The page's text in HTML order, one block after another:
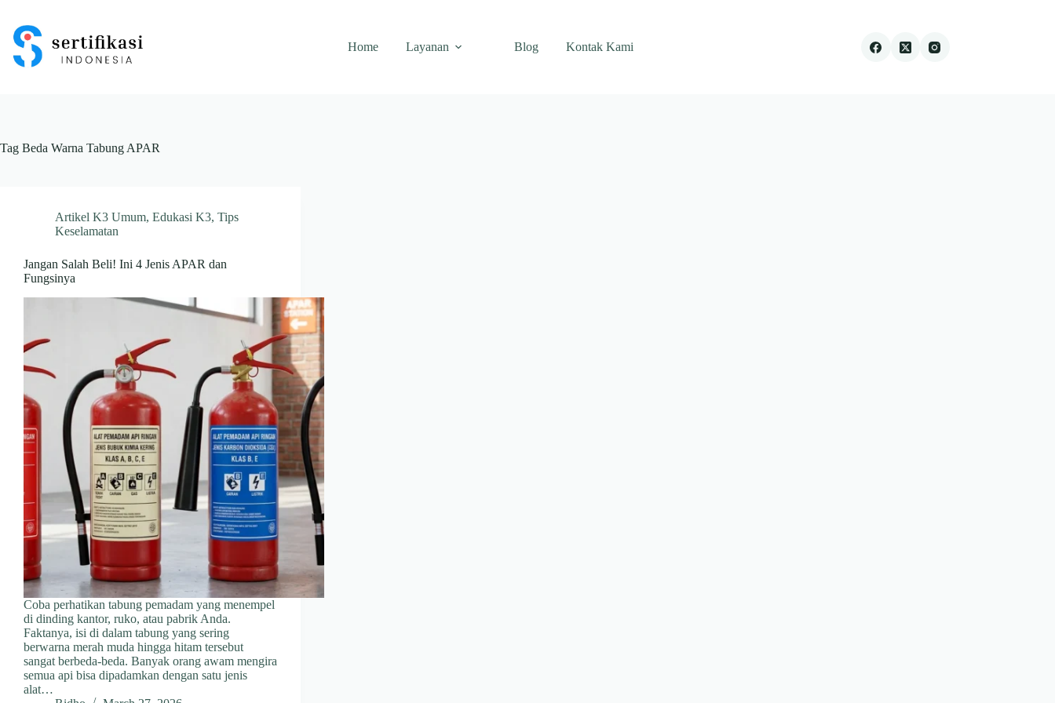
content
Home
Layanan Blog Kontak Kami
Tag Beda Warna Tabung APAR
Artikel K3 Umum, Edukasi K3, Tips
Keselamatan
Jangan Salah Beli! Ini 4 Jenis APAR dan
Fungsinya
Coba perhatikan tabung pemadam yang menempel
di dinding kantor, ruko, atau pabrik Anda.
Faktanya, isi di dalam tabung yang sering
berwarna merah muda hingga hitam tersebut
sangat berbeda-beda. Banyak orang awam mengira
semua api bisa dipadamkan dengan satu jenis
alat…